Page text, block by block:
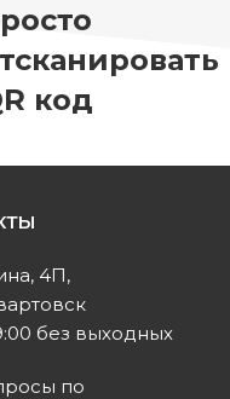
код
4П,
без выходных
по